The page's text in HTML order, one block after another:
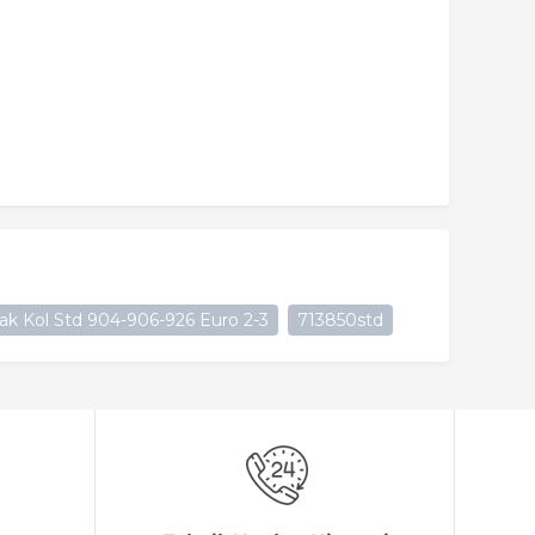
Kol Std 904-906-926 Euro 2-3 713850std